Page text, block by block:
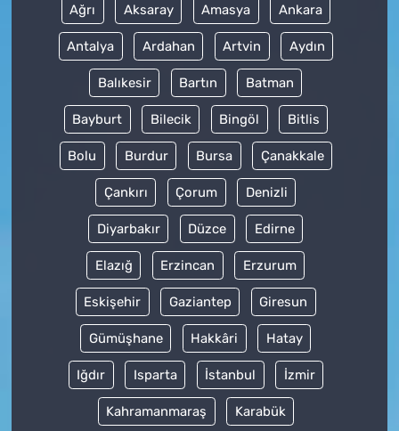
Ağrı Aksaray Amasya Ankara
Antalya Ardahan Artvin Aydın
Balıkesir Bartın Batman
Bayburt Bilecik Bingöl Bitlis
Bolu Burdur Bursa Çanakkale
Çankırı Çorum Denizli
Diyarbakır Düzce Edirne
Elazığ Erzincan Erzurum
Eskişehir Gaziantep Giresun
Gümüşhane Hakkâri Hatay
Iğdır Isparta İstanbul İzmir
Kahramanmaraş Karabük